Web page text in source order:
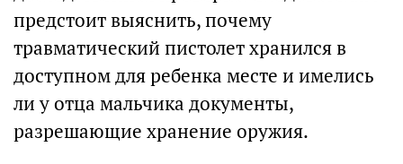
предстоит выяснить, почему
травматический пистолет хранился в
доступном для ребенка месте и имелись
ли у отца мальчика документы,
разрешающие хранение оружия.